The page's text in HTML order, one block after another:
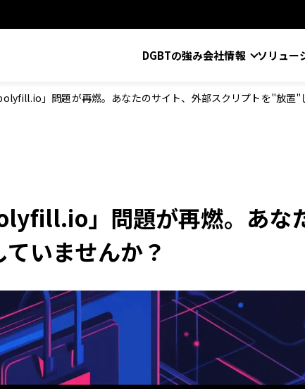
DGBTの強み会社情報 ソリュー
」問題が再燃。あなたのサイト、外部スクリプトを"放置"
」問題が再燃。あな
いませんか？